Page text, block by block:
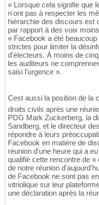
« Lorsque cela signifie que
n'ont pas à respecter les
hiérarchie des discours est
par rapport à des voix
« Facebook a été
strictes pour limiter la
d'électeurs. À moins de
les auditeurs ne
saisi l'urgence ».
Cest aussi la position de
droits civils après une
PDG Mark Zuckerberg, la
Sandberg, et le directeur
répondre à leurs
Facebook en matière de
réunion d'une heure qui a
qualifié cette rencontre de
de notre réunion
de Facebook ne sont pas
vitriolique sur leur
une déclaration après la